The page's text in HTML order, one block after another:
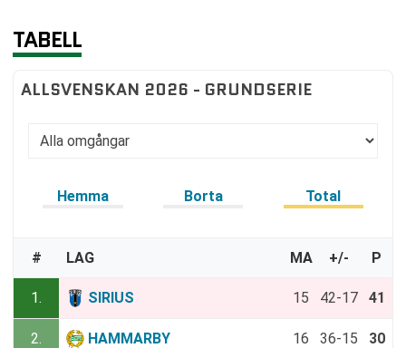
TABELL
ALLSVENSKAN 2026 - GRUNDSERIE
Hemma Borta Total
# LAG MA +/- P
1. SIRIUS 15 42-17 41
2. HAMMARBY 16 36-15 30